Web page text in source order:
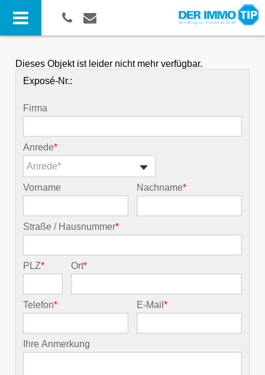
Dieses Objekt ist leider nicht mehr verfügbar.
Exposé-Nr.:
Firma
Anrede*
Anrede*
Vorname Nachname*
Straße / Hausnummer*
PLZ* Ort*
Telefon* E-Mail*
Ihre Anmerkung